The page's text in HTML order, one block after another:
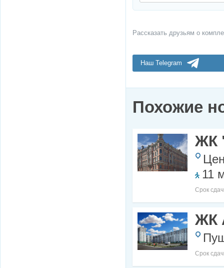
Рассказать друзьям о
Наш Telegram
Похожие
ЖК
11
Срок
ЖК
Срок